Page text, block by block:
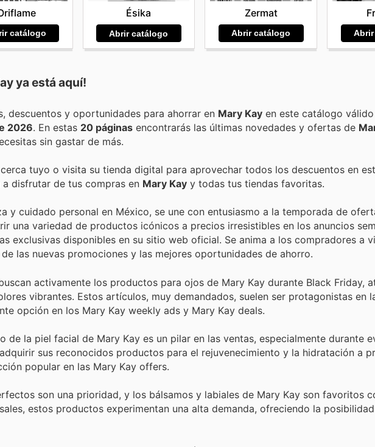
catálogo
Ésika
Abrir catálogo
Zermat
Abrir catálogo
ya está aquí!
Encuentra las mejores promociones, descuentos y oportunidades para ahorrar en Mary Kay en este catálogo
2026 . En estas 20 páginas encontrarás las últimas novedades y ofertas de
sin gastar de más.
cerca tuyo o visita su tienda digital para aprovechar todos los descuentos en
disfrutar de tus compras en Mary Kay y todas tus tiendas favoritas.
y cuidado personal en México, se une con entusiasmo a la temporada de
una variedad de productos icónicos a precios irresistibles en los anuncios
exclusivas disponibles en su sitio web oficial. Se anima a los compradores a
las nuevas promociones y las mejores oportunidades de ahorro.
activamente los productos para ojos de Mary Kay durante Black Friday,
vibrantes. Estos artículos, muy demandados, suelen ser protagonistas en
opción en los Mary Kay weekly ads y Mary Kay deals.
de la piel facial de Mary Kay es un pilar en las ventas, especialmente durante
sus reconocidos productos para el rejuvenecimiento y la hidratación a
popular en las Mary Kay offers.
son una prioridad, y los bálsamos y labiales de Mary Kay son favoritos
estos productos experimentan una alta demanda, ofreciendo la